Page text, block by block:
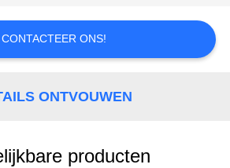
CONTACTEER ONS!
ONTVOUWEN
producten